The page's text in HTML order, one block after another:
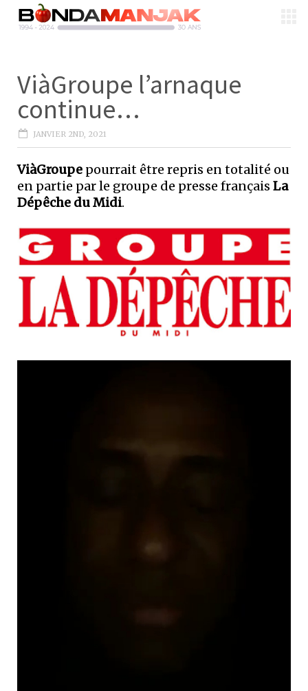
ViàGroupe l’arnaque
continue…
JANVIER 2ND, 2021
ViàGroupe pourrait être repris en totalité ou
en partie par le groupe de presse français La
Dépêche du Midi.